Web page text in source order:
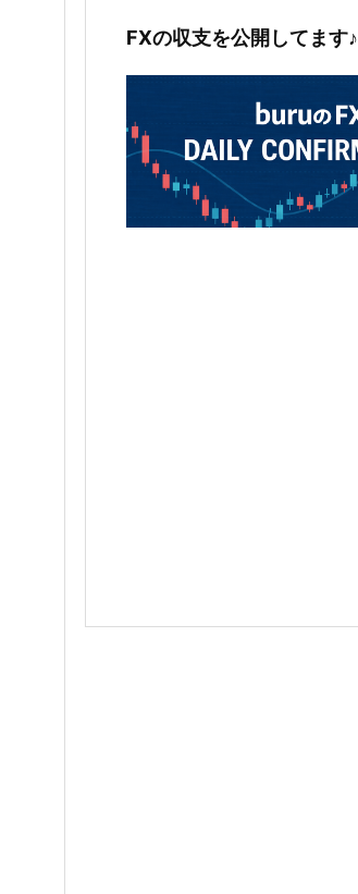
FXの収支を公開してます♪